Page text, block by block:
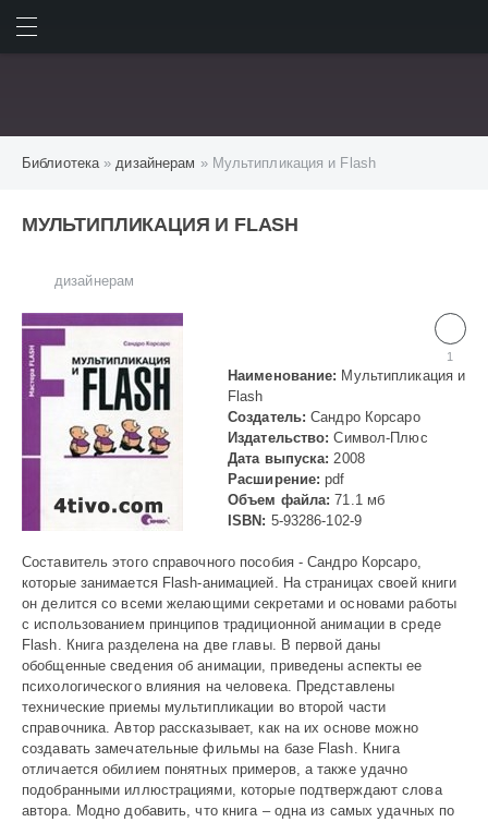
Библиотека»дизайнерам » Мультипликация и Flash
МУЛЬТИПЛИКАЦИЯ И FLASH
дизайнерам
1
Наименование: Мультипликация и
Flash
Создатель: Сандро Корсаро
Издательство: Символ-Плюс
Дата выпуска: 2008
Расширение: pdf
Объем файла: 71.1 мб
ISBN: 5-93286-102-9
Составитель этого справочного пособия - Сандро Корсаро,
которые занимается Flash-анимацией. На страницах своей книги
он делится со всеми желающими секретами и основами работы
с использованием принципов традиционной анимации в среде
Flash. Книга разделена на две главы. В первой даны
обобщенные сведения об анимации, приведены аспекты ее
психологического влияния на человека. Представлены
технические приемы мультипликации во второй части
справочника. Автор рассказывает, как на их основе можно
создавать замечательные фильмы на базе Flash. Книга
отличается обилием понятных примеров, а также удачно
подобранными иллюстрациями, которые подтверждают слова
автора. Модно добавить, что книга – одна из самых удачных по